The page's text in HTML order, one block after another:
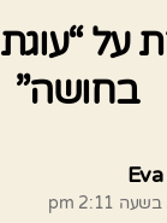
על
בחושה”